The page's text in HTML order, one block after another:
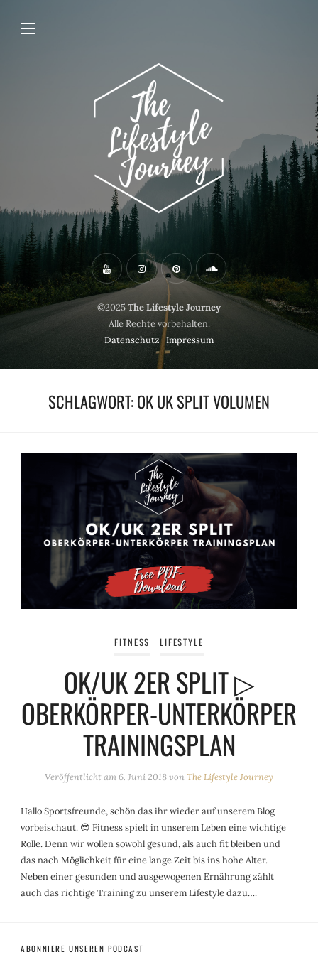
©2025The Lifestyle Journey
Alle Rechte vorbehalten.
Datenschutz|Impressum
SCHLAGWORT:OK UK SPLIT VOLUMEN
FITNESS LIFESTYLE
OK/UK 2ER SPLIT ▷
OBERKÖRPER-UNTERKÖRPER
TRAININGSPLAN
Veröffentlicht am6. Juni 2018vonThe Lifestyle Journey
Hallo Sportsfreunde, schön das ihr wieder auf unserem Blog
vorbeischaut. 😎 Fitness spielt in unserem Leben eine wichtige
Rolle. Denn wir wollen sowohl gesund, als auch fit bleiben und
das nach Möglichkeit für eine lange Zeit bis ins hohe Alter.
Neben einer gesunden und ausgewogenen Ernährung zählt
auch das richtige Training zu unserem Lifestyle dazu….
ABONNIERE UNSEREN PODCAST